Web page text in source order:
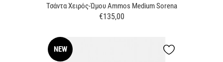
Τσάντα Χειρός-Ώμου Ammos Medium Sorena
Τιμή
€135,00
NEW